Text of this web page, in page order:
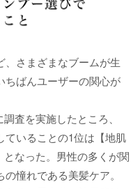
さまざまなブームが生
ちばんユーザーの関心が
査を実施したところ、
ていることの1位は【地肌
なった。男性の多くが関
憧れである美髪ケア。